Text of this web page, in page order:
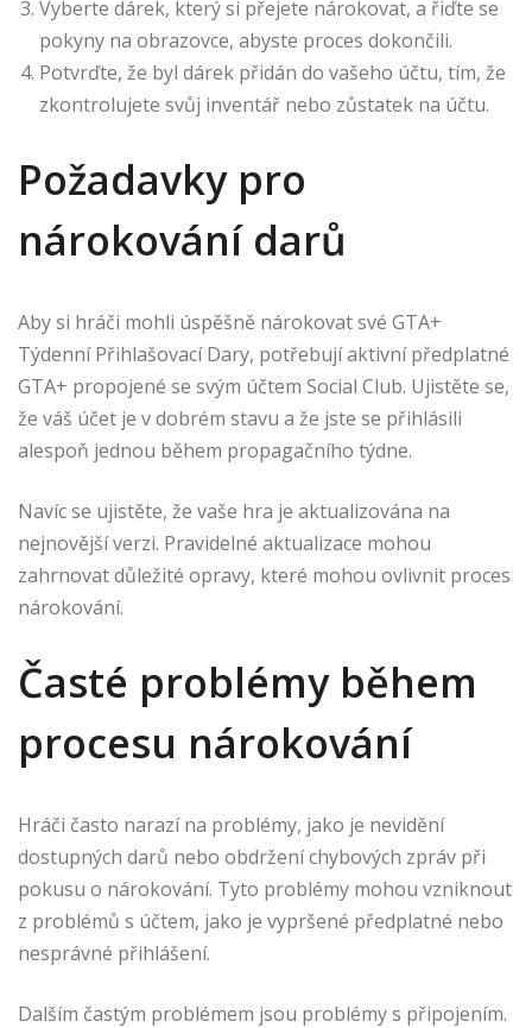
Vyberte dárek, který si přejete nárokovat, a řiďte se
pokyny na obrazovce, abyste proces dokončili.
Potvrďte, že byl dárek přidán do vašeho účtu, tím, že
zkontrolujete svůj inventář nebo zůstatek na účtu.
Požadavky pro
nárokování darů
Aby si hráči mohli úspěšně nárokovat své GTA+
Týdenní Přihlašovací Dary, potřebují aktivní předplatné
GTA+ propojené se svým účtem Social Club. Ujistěte se,
že váš účet je v dobrém stavu a že jste se přihlásili
alespoň jednou během propagačního týdne.
Navíc se ujistěte, že vaše hra je aktualizována na
nejnovější verzi. Pravidelné aktualizace mohou
zahrnovat důležité opravy, které mohou ovlivnit proces
nárokování.
Časté problémy během
procesu nárokování
Hráči často narazí na problémy, jako je nevidění
dostupných darů nebo obdržení chybových zpráv při
pokusu o nárokování. Tyto problémy mohou vzniknout
z problémů s účtem, jako je vypršené předplatné nebo
nesprávné přihlášení.
Dalším častým problémem jsou problémy s připojením.